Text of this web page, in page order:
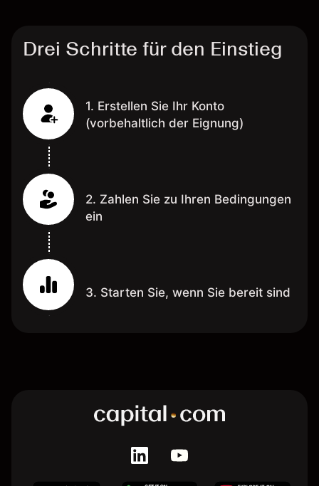
Drei Schritte für den Einstieg
1. Erstellen Sie Ihr Konto
(vorbehaltlich der Eignung)
2. Zahlen Sie zu Ihren Bedingungen
ein
3. Starten Sie, wenn Sie bereit sind